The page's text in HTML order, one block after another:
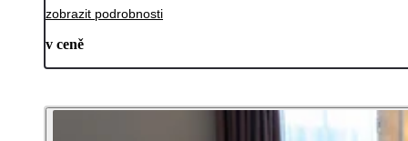
zobrazit podrobnosti
v ceně